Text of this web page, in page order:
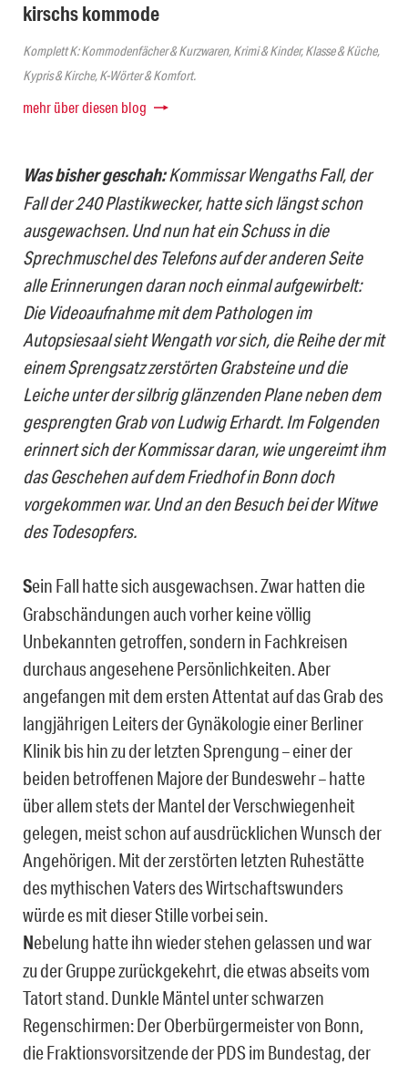
kirschs kommode
Komplett K: Kommodenfächer & Kurzwaren, Krimi & Kinder, Klasse & Küche,
Kypris & Kirche, K-Wörter & Komfort.
mehr über diesen blog
Was bisher geschah:Kommissar Wengaths Fall, der
Fall der 240 Plastikwecker, hatte sich längst schon
ausgewachsen. Und nun hat ein Schuss in die
Sprechmuschel des Telefons auf der anderen Seite
alle Erinnerungen daran noch einmal aufgewirbelt:
Die Videoaufnahme mit dem Pathologen im
Autopsiesaal sieht Wengath vor sich, die Reihe der mit
einem Sprengsatz zerstörten Grabsteine und die
Leiche unter der silbrig glänzenden Plane neben dem
gesprengten Grab von Ludwig Erhardt. Im Folgenden
erinnert sich der Kommissar daran, wie ungereimt ihm
das Geschehen auf dem Friedhof in Bonn doch
vorgekommen war. Und an den Besuch bei der Witwe
des Todesopfers.
Sein Fall hatte sich ausgewachsen. Zwar hatten die
Grabschändungen auch vorher keine völlig
Unbekannten getroffen, sondern in Fachkreisen
durchaus angesehene Persönlichkeiten. Aber
angefangen mit dem ersten Attentat auf das Grab des
langjährigen Leiters der Gynäkologie einer Berliner
Klinik bis hin zu der letzten Sprengung – einer der
beiden betroffenen Majore der Bundeswehr – hatte
über allem stets der Mantel der Verschwiegenheit
gelegen, meist schon auf ausdrücklichen Wunsch der
Angehörigen. Mit der zerstörten letzten Ruhestätte
des mythischen Vaters des Wirtschaftswunders
würde es mit dieser Stille vorbei sein.
Nebelung hatte ihn wieder stehen gelassen und war
zu der Gruppe zurückgekehrt, die etwas abseits vom
Tatort stand. Dunkle Mäntel unter schwarzen
Regenschirmen: Der Oberbürgermeister von Bonn,
die Fraktionsvorsitzende der PDS im Bundestag, der